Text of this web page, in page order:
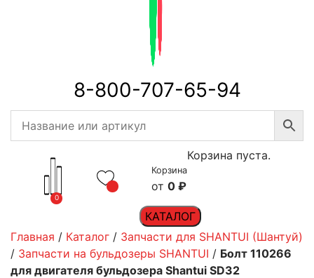
8-800-707-65-94
0
Корзина
0 ₽
Корзина пуста.
КАТАЛОГ
Главная / Каталог / Запчасти для SHANTUI (Шантуй)
/ Запчасти на бульдозеры SHANTUI / Болт 110266
для двигателя бульдозера Shantui SD32